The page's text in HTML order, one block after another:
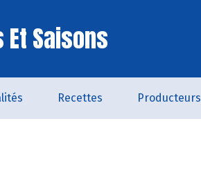
Et Saisons
Recettes Producteurs